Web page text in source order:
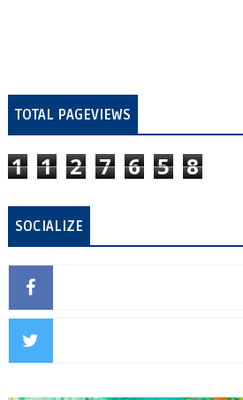
TOTAL PAGEVIEWS
1 1 2 7 6 5 8
SOCIALIZE